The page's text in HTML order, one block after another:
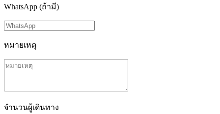
WhatsApp (ถ้ามี)
หมายเหตุ
จำนวนผู้เดินทาง